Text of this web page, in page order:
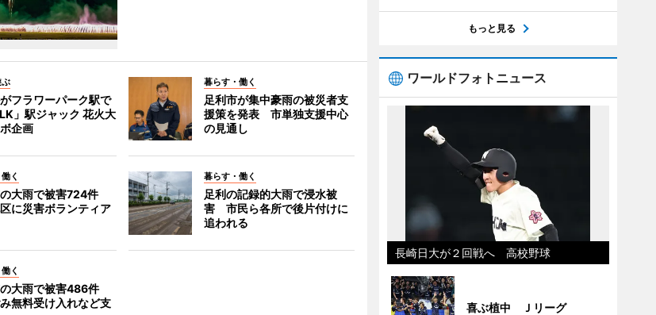
フラワーパーク駅で
LK」駅ジャック 花火大
企画
暮らす・働く
足利市が集中豪雨の被災者支
援策を発表 市単独支援中心
の見通し
く
大雨で被害724件
に災害ボランティア
暮らす・働く
足利の記録的大雨で浸水被
害 市民ら各所で後片付けに
追われる
く
の大雨で被害486件
無料受け入れなど支
もっと見る
ワールドフォトニュース
長崎日大が２回戦へ 高校野球
喜ぶ植中 Ｊリーグ